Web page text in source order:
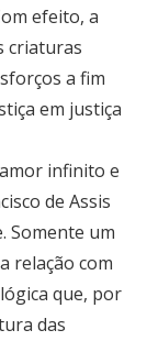
efeito, a
criaturas
a fim
em justiça
infinito e
de Assis
Somente um
relação com
que, por
das